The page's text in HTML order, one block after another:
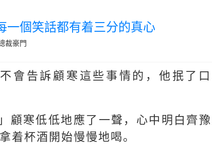
一個笑話都有着三分的真心
裁豪門
會告訴顧寒這些事情的，他抿了
」顧寒低低地應了一聲，心中明白齊
着杯酒開始慢慢地喝。